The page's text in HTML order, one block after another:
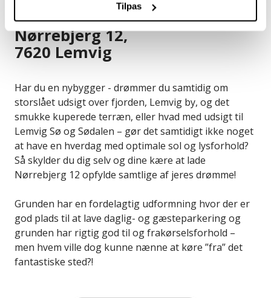
Tilpas
Nørrebjerg 12,
7620 Lemvig
Har du en nybygger - drømmer du samtidig om
storslået udsigt over fjorden, Lemvig by, og det
smukke kuperede terræn, eller hvad med udsigt til
Lemvig Sø og Sødalen – gør det samtidigt ikke noget
at have en hverdag med optimale sol og lysforhold?
Så skylder du dig selv og dine kære at lade
Nørrebjerg 12 opfylde samtlige af jeres drømme!
Grunden har en fordelagtig udformning hvor der er
god plads til at lave daglig- og gæsteparkering og
grunden har rigtig god til og frakørselsforhold –
men hvem ville dog kunne nænne at køre ”fra” det
fantastiske sted?!